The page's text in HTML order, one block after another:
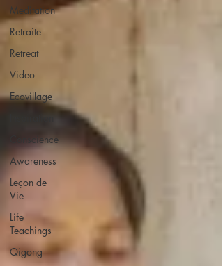
Meditation
Retraite
Retreat
Video
Ecovillage
Conscience
Awareness
Leçon de
Vie
Life
Teachings
Qigong